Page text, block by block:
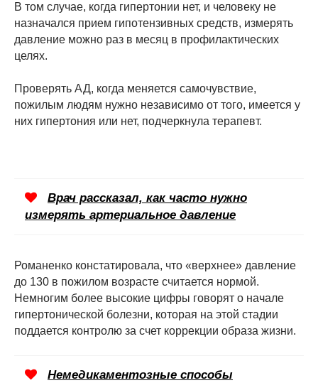
В том случае, когда гипертонии нет, и человеку не
назначался прием гипотензивных средств, измерять
давление можно раз в месяц в профилактических
целях.
Проверять АД, когда меняется самочувствие,
пожилым людям нужно независимо от того, имеется у
них гипертония или нет, подчеркнула терапевт.
Врач рассказал, как часто нужно
измерять артериальное давление
Романенко констатировала, что «верхнее» давление
до 130 в пожилом возрасте считается нормой.
Немногим более высокие цифры говорят о начале
гипертонической болезни, которая на этой стадии
поддается контролю за счет коррекции образа жизни.
Немедикаментозные способы